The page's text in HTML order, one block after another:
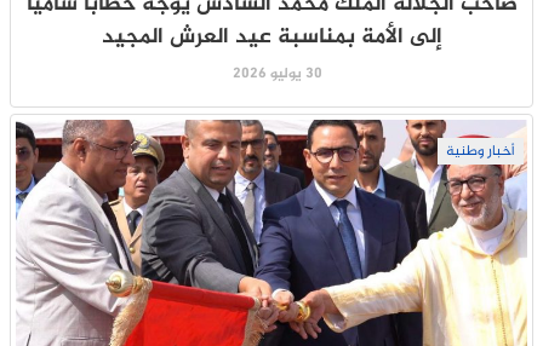
إلى الأمة بمناسبة عيد العرش المجيد
30 يوليو 2026
أخبار وطنية